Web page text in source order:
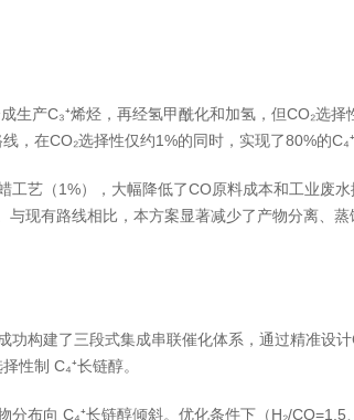
生产C₃⁺烯烃，再经氢甲酰化和加氢，但CO₂选
，在CO₂选择性仅约1%的同时，实现了80%的
艺（1%），大幅降低了CO原料成本和工业废
现有路线相比，本方案显著减少了产物分离、
构建了三段式集成串联催化体系，通过精准设
性制 C₄⁺长链醇。
布向 C₄⁺长链醇倾斜。优化条件下（H₂/